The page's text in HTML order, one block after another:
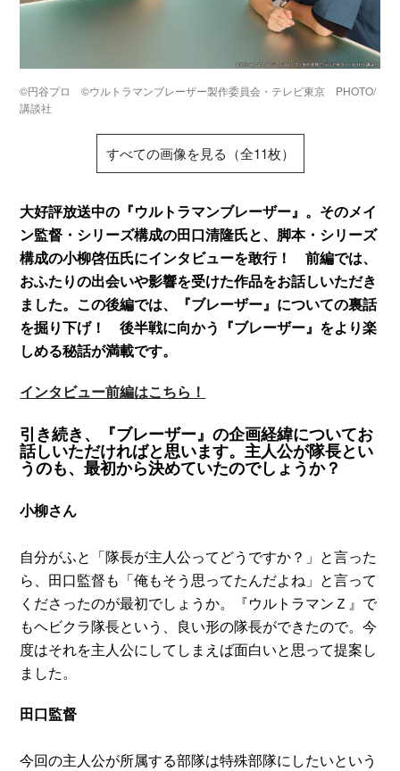
©円谷プロ ©ウルトラマンブレーザー製作委員会・テレビ東京 PHOTO/
講談社
すべての画像を見る（全11枚）
大好評放送中の『ウルトラマンブレーザー』。そのメイ
ン監督・シリーズ構成の田口清隆氏と、脚本・シリーズ
構成の小柳啓伍氏にインタビューを敢行！ 前編では、
おふたりの出会いや影響を受けた作品をお話しいただき
ました。この後編では、『ブレーザー』についての裏話
を掘り下げ！ 後半戦に向かう『ブレーザー』をより楽
しめる秘話が満載です。
インタビュー前編はこちら！
引き続き、『ブレーザー』の企画経緯についてお
話しいただければと思います。主人公が隊長とい
うのも、最初から決めていたのでしょうか？
小柳さん
自分がふと「隊長が主人公ってどうですか？」と言った
ら、田口監督も「俺もそう思ってたんだよね」と言って
くださったのが最初でしょうか。『ウルトラマンＺ』で
もヘビクラ隊長という、良い形の隊長ができたので。今
度はそれを主人公にしてしまえば面白いと思って提案し
ました。
田口監督
今回の主人公が所属する部隊は特殊部隊にしたいという